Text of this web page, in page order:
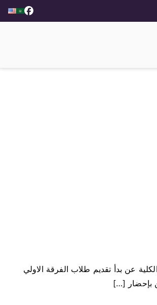
عن بدأ تقديم طلاب الفرقة الاولي